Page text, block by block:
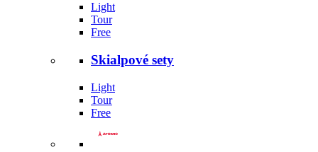
Light
Tour
Free
Skialpové sety
Light
Tour
Free